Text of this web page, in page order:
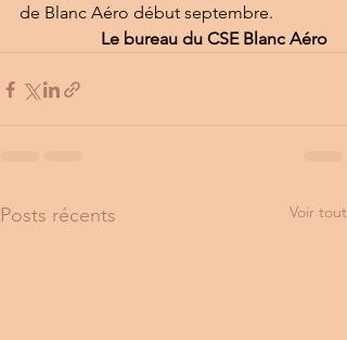
de Blanc Aéro début septembre.
Le bureau du CSE Blanc Aéro
Posts récents Voir tout